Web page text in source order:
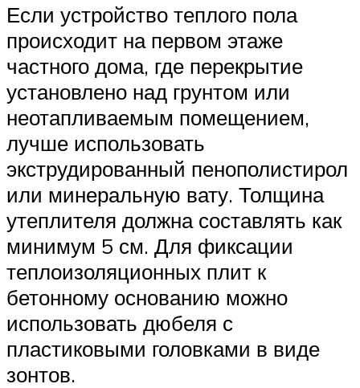
Если устройство теплого пола
происходит на первом этаже
частного дома, где перекрытие
установлено над грунтом или
неотапливаемым помещением,
лучше использовать
экструдированный пенополистирол
или минеральную вату. Толщина
утеплителя должна составлять как
минимум 5 см. Для фиксации
теплоизоляционных плит к
бетонному основанию можно
использовать дюбеля с
пластиковыми головками в виде
зонтов.